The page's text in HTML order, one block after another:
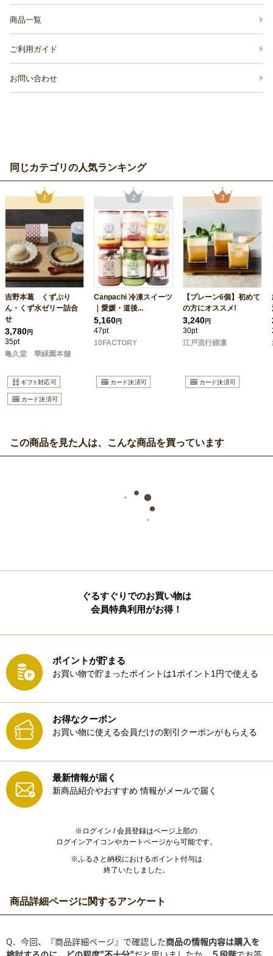
商品一覧
ご利用ガイド
お問い合わせ
同じカテゴリの人気ランキング
吉野本葛 くずぷり
ん・くず水ゼリー詰合
せ
3,780円
35pt
亀久堂 華緑園本舗
Canpachi 冷凍スイーツ
｜愛媛・道後...
5,160円
47pt
10FACTORY
【プレーン6個】初めて
の方にオススメ!
3,240円
30pt
江戸流行婦凛
この商品を見た人は、こんな商品を買っています
ぐるすぐりでのお買い物は
会員特典利用がお得！
ポイントが貯まる
お買い物で貯まったポイントは1ポイント1円で使える
お得なクーポン
お買い物に使える会員だけの割引クーポンがもらえる
最新情報が届く
新商品紹介やおすすめ 情報がメールで届く
※ログイン / 会員登録はページ上部の
ログインアイコンやカートページから可能です。
※ふるさと納税におけるポイント付与は
終了いたしました。
商品詳細ページに関するアンケート